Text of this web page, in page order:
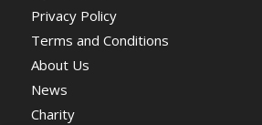
Privacy Policy
Terms and Conditions
About Us
News
Charity